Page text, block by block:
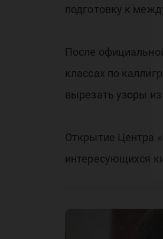
подготовку к
После
классах по
вырезать узоры из
Открытие Центра
интересующихся